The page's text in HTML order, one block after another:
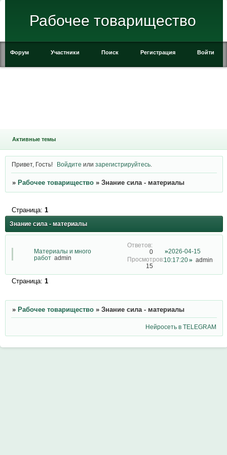
Рабочее товарищество
Форум Участники Поиск Регистрация Войти
Активные темы
Привет, Гость! Войдите илизарегистрируйтесь
» Рабочее товарищество » Знание сила - материалы
Знание сила - материалы
Страница: 1
Материалы и много
работ admin
0
15
2026-04-15
10:17:20
admin
Страница: 1
» Рабочее товарищество » Знание сила - материалы
Нейросеть в TELEGRAM